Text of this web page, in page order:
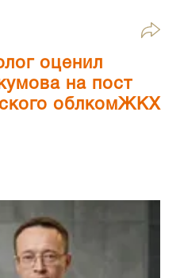
оценил
на пост
облкомЖКХ